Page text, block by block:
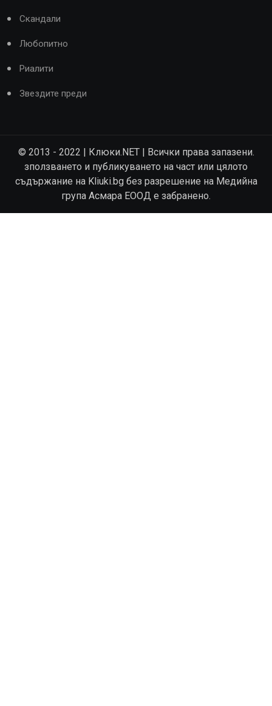
Скандали
Любопитно
Риалити
Звездите преди
© 2013 - 2022 | Клюки.NET | Всички права запазени.
зползването и публикуването на част или цялото
съдържание на Kliuki.bg без разрешение на Медийна
група Асмара ЕООД е забранено.